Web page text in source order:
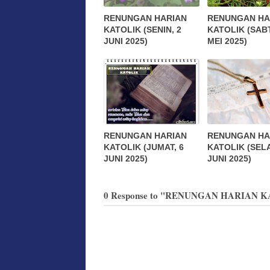
RENUNGAN HARIAN
KATOLIK (SENIN, 2
JUNI 2025)
RENUNGAN
KATOLIK
MEI 2025)
RENUNGAN HARIAN
KATOLIK (JUMAT, 6
JUNI 2025)
RENUNGAN
KATOLIK
JUNI 2025)
0 Response to "RENUNGAN HARIAN